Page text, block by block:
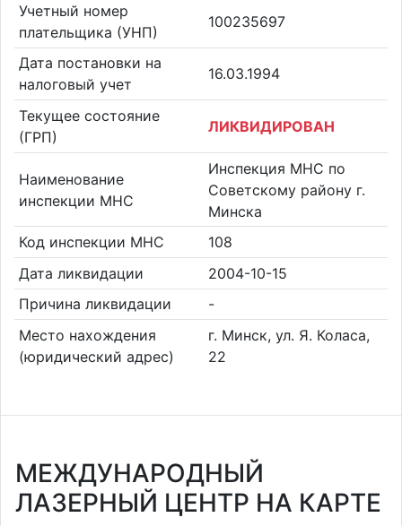
Учетный номер
плательщика (УНП)
100235697
Дата постановки на
налоговый учет
16.03.1994
Текущее состояние
(ГРП)
ЛИКВИДИРОВАН
Наименование
инспекции МНС
Инспекция МНС по
Советскому району г.
Минска
Код инспекции МНС
108
Дата ликвидации
2004-10-15
Причина ликвидации
-
Место нахождения
(юридический адрес)
г. Минск, ул. Я. Коласа,
22
МЕЖДУНАРОДНЫЙ
ЛАЗЕРНЫЙ ЦЕНТР НА КАРТЕ